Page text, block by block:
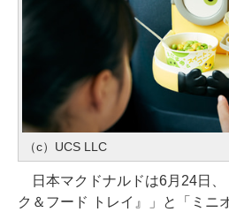
（c）UCS LLC
日本マクドナルドは6月24日、
ク＆フード トレイ』」と「ミニ